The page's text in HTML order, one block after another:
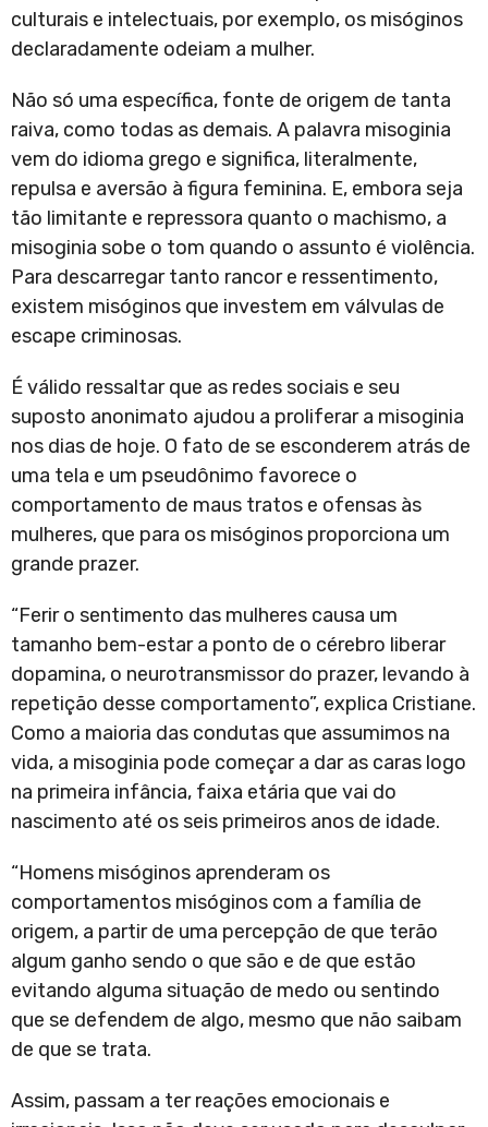
culturais e intelectuais, por exemplo, os misóginos
declaradamente odeiam a mulher.
Não só uma específica, fonte de origem de tanta
raiva, como todas as demais. A palavra misoginia
vem do idioma grego e significa, literalmente,
repulsa e aversão à figura feminina. E, embora seja
tão limitante e repressora quanto o machismo, a
misoginia sobe o tom quando o assunto é violência.
Para descarregar tanto rancor e ressentimento,
existem misóginos que investem em válvulas de
escape criminosas.
É válido ressaltar que as redes sociais e seu
suposto anonimato ajudou a proliferar a misoginia
nos dias de hoje. O fato de se esconderem atrás de
uma tela e um pseudônimo favorece o
comportamento de maus tratos e ofensas às
mulheres, que para os misóginos proporciona um
grande prazer.
“Ferir o sentimento das mulheres causa um
tamanho bem-estar a ponto de o cérebro liberar
dopamina, o neurotransmissor do prazer, levando à
repetição desse comportamento”, explica Cristiane.
Como a maioria das condutas que assumimos na
vida, a misoginia pode começar a dar as caras logo
na primeira infância, faixa etária que vai do
nascimento até os seis primeiros anos de idade.
“Homens misóginos aprenderam os
comportamentos misóginos com a família de
origem, a partir de uma percepção de que terão
algum ganho sendo o que são e de que estão
evitando alguma situação de medo ou sentindo
que se defendem de algo, mesmo que não saibam
de que se trata.
Assim, passam a ter reações emocionais e